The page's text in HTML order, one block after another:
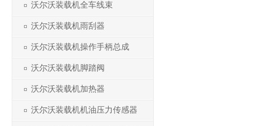
沃尔沃装载机全车线束
沃尔沃装载机雨刮器
沃尔沃装载机操作手柄总成
沃尔沃装载机脚踏阀
沃尔沃装载机加热器
沃尔沃装载机机油压力传感器